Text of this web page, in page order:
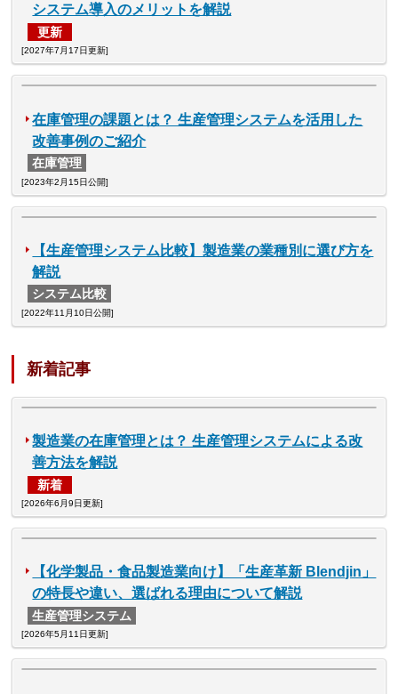
システム導入のメリットを解説
更新
[2027年7月17日更新]
在庫管理の課題とは？ 生産管理システムを活用した
改善事例のご紹介
在庫管理
[2023年2月15日公開]
【生産管理システム比較】製造業の業種別に選び方を
解説
システム比較
[2022年11月10日公開]
新着記事
製造業の在庫管理とは？ 生産管理システムによる改
善方法を解説
新着
[2026年6月9日更新]
【化学製品・食品製造業向け】「生産革新 Blendjin」
の特長や違い、選ばれる理由について解説
生産管理システム
[2026年5月11日更新]